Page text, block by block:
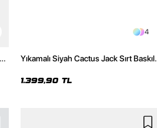
4
Yıkamalı Siyah Cactus Jack Sırt Baskılı
1.399,90 TL